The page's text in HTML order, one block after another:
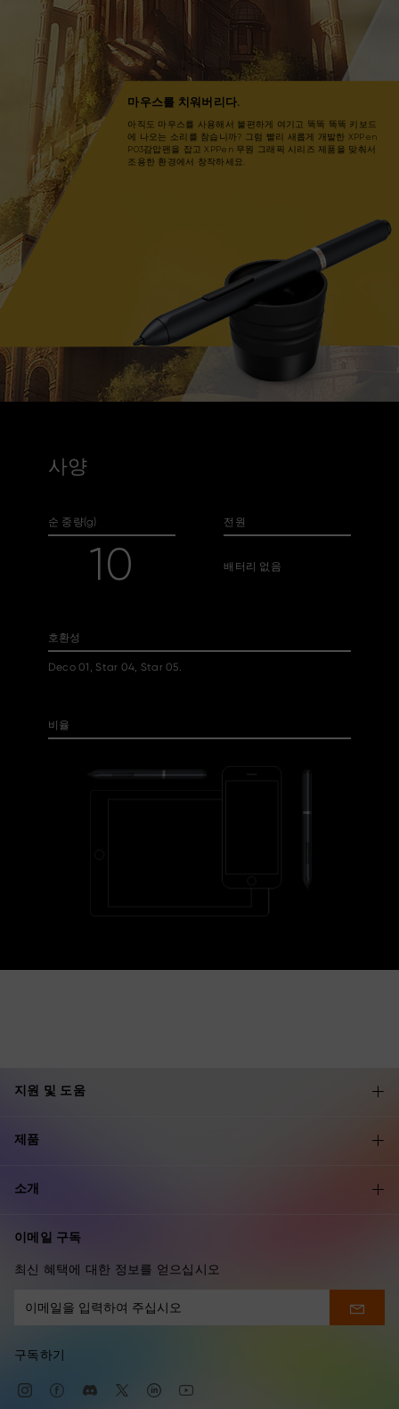
마우스를 치워버리다.
아직도 마우스를 사용해서 불편하게 여기고 똑똑 똑똑 키보드
에 나오는 소리를 참습니까? 그럼 빨리 새롭게 개발한 XPPen
P03감압펜을 잡고 XPPen 무원 그래픽 시리즈 제품을 맞춰서
조용한 환경에서 창작하세요.
사양
순 중량(g)
10
전원
배터리 없음
호환성
Deco 01, Star 04, Star 05.
비율
지원 및 도움
제품
소개
이메일 구독
최신 혜택에 대한 정보를 얻으십시오
구독하기